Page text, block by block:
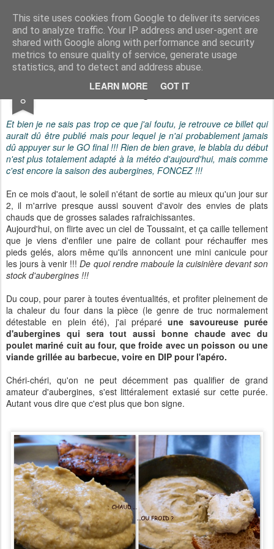
This site uses cookies from Google to deliver its services
and to analyze traffic. Your IP address and user-agent are
shared with Google along with performance and security
metrics to ensure quality of service, generate usage
statistics, and to detect and address abuse.
LEARN MORE GOT IT
CASSOCO gourmande de vie des recettes, de la déco, des découvertes, du partage & de la bonne humeur ...
8 Purée d'aubergines toute douce
Et bien je ne sais pas trop ce que j'ai foutu, je retrouve ce billet qui
aurait dû être publié mais pour lequel je n'ai probablement jamais
dû appuyer sur le GO final !!! Rien de bien grave, le blabla du début
n'est plus totalement adapté à la météo d'aujourd'hui, mais comme
c'est encore la saison des aubergines, FONCEZ !!!
En ce mois d'aout, le soleil n'étant de sortie au mieux qu'un jour sur
2, il m'arrive presque aussi souvent d'avoir des envies de plats
chauds que de grosses salades rafraichissantes.
Aujourd'hui, on flirte avec un ciel de Toussaint, et ça caille tellement
que je viens d'enfiler une paire de collant pour réchauffer mes
pieds gelés, alors même qu'ils annoncent une mini canicule pour
les jours à venir !!!De quoi rendre maboule la cuisinière devant son
stock d'aubergines !!!
Du coup, pour parer à toutes éventualités, et profiter pleinement de
la chaleur du four dans la pièce (le genre de truc normalement
détestable en plein été), j'ai préparéune savoureuse purée
d'aubergines qui sera tout aussi bonne chaude avec du
poulet mariné cuit au four, que froide avec un poisson ou une
viande grillée au barbecue, voire en DIP pour l'apéro.
Chéri-chéri, qu'on ne peut décemment pas qualifier de grand
amateur d'aubergines, s'est littéralement extasié sur cette purée.
Autant vous dire que c'est plus que bon signe.